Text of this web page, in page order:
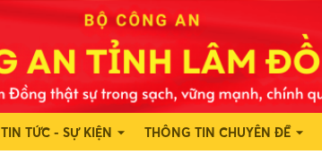
TIN TỨC - SỰ KIỆN THÔNG TIN CHUYÊN ĐỀ